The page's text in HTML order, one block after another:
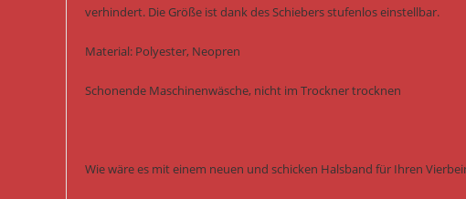
verhindert. Die Größe ist dank des Schiebers stufenlos einstellbar.
Material: Polyester, Neopren
Schonende Maschinenwäsche, nicht im Trockner trocknen
Wie wäre es mit einem neuen und schicken Halsband für Ihren